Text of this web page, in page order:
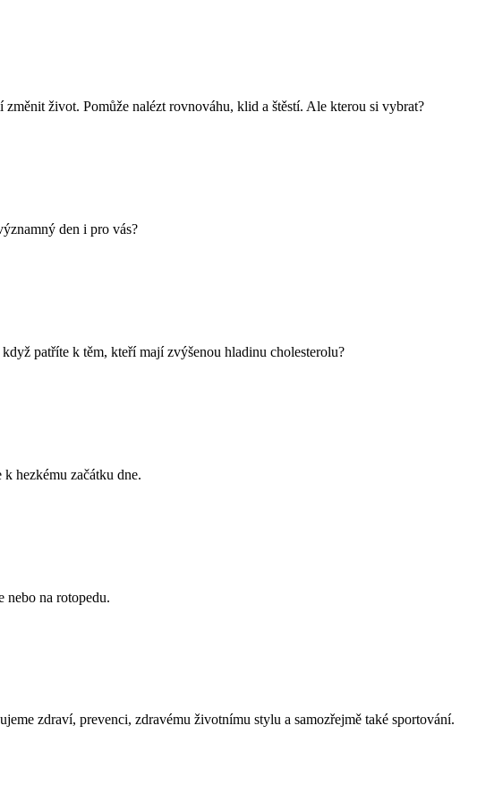
život. Pomůže nalézt rovnováhu, klid a štěstí. Ale kterou si vybrat?
den i pro vás?
patříte k těm, kteří mají zvýšenou hladinu cholesterolu?
hezkému začátku dne.
nebo na rotopedu.
zdraví, prevenci, zdravému životnímu stylu a samozřejmě také sportování.